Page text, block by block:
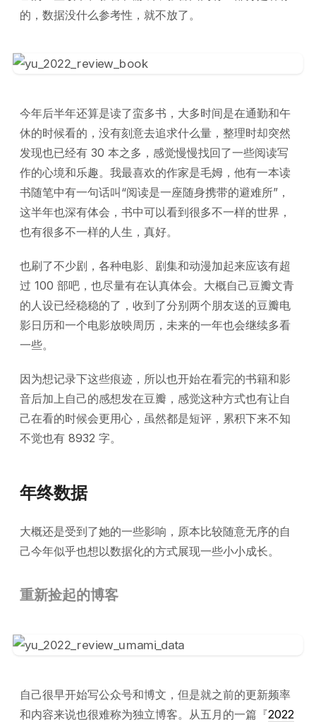
的，数据没什么参考性，就不放了。
今年后半年还算是读了蛮多书，大多时间是在通勤和午
休的时候看的，没有刻意去追求什么量，整理时却突然
发现也已经有 30 本之多，感觉慢慢找回了一些阅读写
作的心境和乐趣。我最喜欢的作家是毛姆，他有一本读
书随笔中有一句话叫“阅读是一座随身携带的避难所”，
这半年也深有体会，书中可以看到很多不一样的世界，
也有很多不一样的人生，真好。
也刷了不少剧，各种电影、剧集和动漫加起来应该有超
过 100 部吧，也尽量有在认真体会。大概自己豆瓣文青
的人设已经稳稳的了，收到了分别两个朋友送的豆瓣电
影日历和一个电影放映周历，未来的一年也会继续多看
一些。
因为想记录下这些痕迹，所以也开始在看完的书籍和影
音后加上自己的感想发在豆瓣，感觉这种方式也有让自
己在看的时候会更用心，虽然都是短评，累积下来不知
不觉也有 8932 字。
年终数据
大概还是受到了她的一些影响，原本比较随意无序的自
己今年似乎也想以数据化的方式展现一些小小成长。
重新捡起的博客
自己很早开始写公众号和博文，但是就之前的更新频率
和内容来说也很难称为独立博客。从五月的一篇『2022